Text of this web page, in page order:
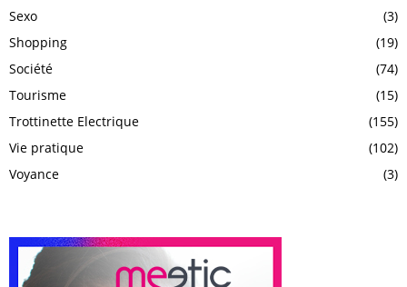
Sexo
(3)
Shopping
(19)
Société
(74)
Tourisme
(15)
Trottinette Electrique
(155)
Vie pratique
(102)
Voyance
(3)